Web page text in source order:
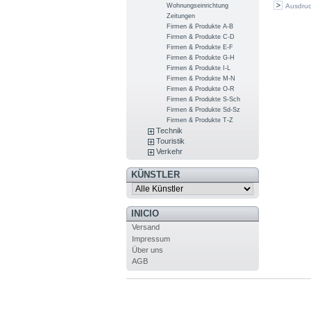
Wohnungseinrichtung
Zeitungen
Firmen & Produkte A-B
Firmen & Produkte C-D
Firmen & Produkte E-F
Firmen & Produkte G-H
Firmen & Produkte I-L
Firmen & Produkte M-N
Firmen & Produkte O-R
Firmen & Produkte S-Sch
Firmen & Produkte Sd-Sz
Firmen & Produkte T-Z
Technik
Touristik
Verkehr
KÜNSTLER
INICIO
Versand
Impressum
Über uns
AGB